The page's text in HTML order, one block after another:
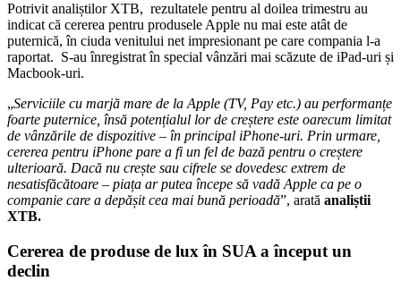
Potrivit analiștilor XTB, rezultatele pentru al doilea trimestru au
indicat că cererea pentru produsele Apple nu mai este atât de
puternică, în ciuda venitului net impresionant pe care compania l-a
raportat. S-au înregistrat în special vânzări mai scăzute de iPad-uri și
Macbook-uri.
„Serviciile cu marjă mare de la Apple (TV, Pay etc.) au performanțe
foarte puternice, însă potențialul lor de creștere este oarecum limitat
de vânzările de dispozitive – în principal iPhone-uri. Prin urmare,
cererea pentru iPhone pare a fi un fel de bază pentru o creștere
ulterioară. Dacă nu crește sau cifrele se dovedesc extrem de
nesatisfăcătoare – piața ar putea începe să vadă Apple ca pe o
companie care a depășit cea mai bună perioadă”, arată analiștii
XTB.
Cererea de produse de lux în SUA a început un
declin